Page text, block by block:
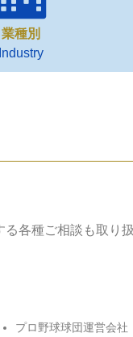
業種別
Industry
各種ご相談も取り
プロ野球球団運営会